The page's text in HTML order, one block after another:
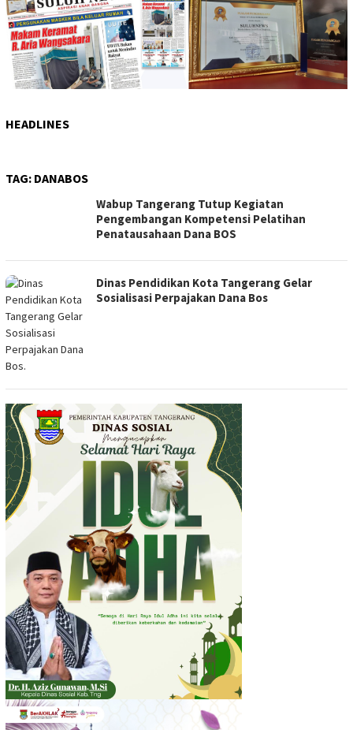
HEADLINES
TAG: DANABOS
Wabup Tangerang Tutup Kegiatan
Pengembangan Kompetensi Pelatihan
Penatausahaan Dana BOS
Dinas Pendidikan Kota Tangerang Gelar
Sosialisasi Perpajakan Dana Bos